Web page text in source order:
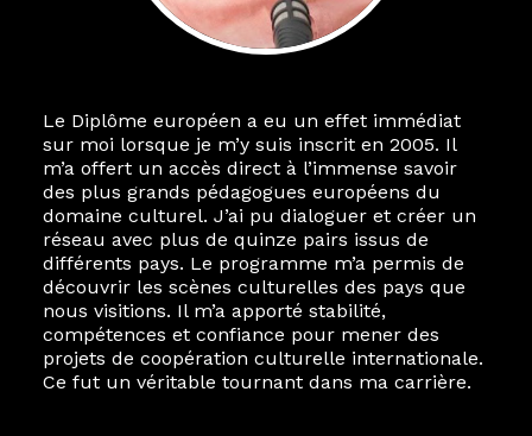
Le Diplôme européen a eu un effet immédiat
sur moi lorsque je m’y suis inscrit en 2005. Il
m’a offert un accès direct à l’immense savoir
des plus grands pédagogues européens du
domaine culturel. J’ai pu dialoguer et créer un
réseau avec plus de quinze pairs issus de
différents pays. Le programme m’a permis de
découvrir les scènes culturelles des pays que
nous visitions. Il m’a apporté stabilité,
compétences et confiance pour mener des
projets de coopération culturelle internationale.
Ce fut un véritable tournant dans ma carrière.